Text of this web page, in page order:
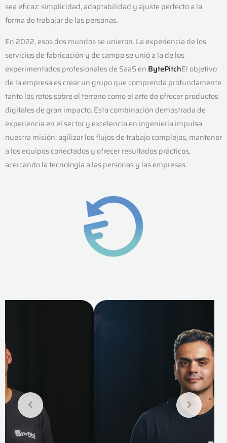
sea eficaz: simplicidad, adaptabilidad y ajuste perfecto a la
forma de trabajar de las personas.
En 2022, esos dos mundos se unieron. La experiencia de los
servicios de fabricación y de campo se unió a la de los
experimentados profesionales de SaaS en BytePitchEl objetivo
de la empresa es crear un grupo que comprenda profundamente
tanto los retos sobre el terreno como el arte de ofrecer productos
digitales de gran impacto. Esta combinación demostrada de
experiencia en el sector y excelencia en ingeniería impulsa
nuestra misión: agilizar los flujos de trabajo complejos, mantener
a los equipos conectados y ofrecer resultados prácticos,
acercando la tecnología a las personas y las empresas.